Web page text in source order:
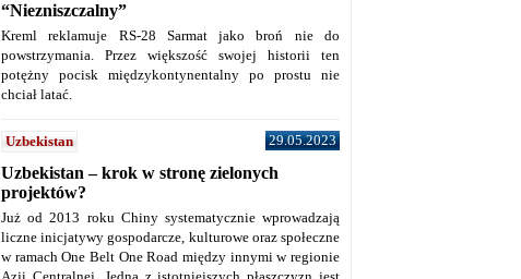
“Niezniszczalny”
Kreml reklamuje RS-28 Sarmat jako broń nie do
powstrzymania. Przez większość swojej historii ten
potężny pocisk międzykontynentalny po prostu nie
chciał latać.
Uzbekistan 29.05.2023
Uzbekistan – krok w stronę zielonych
projektów?
Już od 2013 roku Chiny systematycznie wprowadzają
liczne inicjatywy gospodarcze, kulturowe oraz społeczne
w ramach One Belt One Road między innymi w regionie